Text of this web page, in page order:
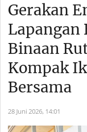
Gerakan
Lapangan
Binaan
Kompak
Bersama
28 Juni 2026, 14:01